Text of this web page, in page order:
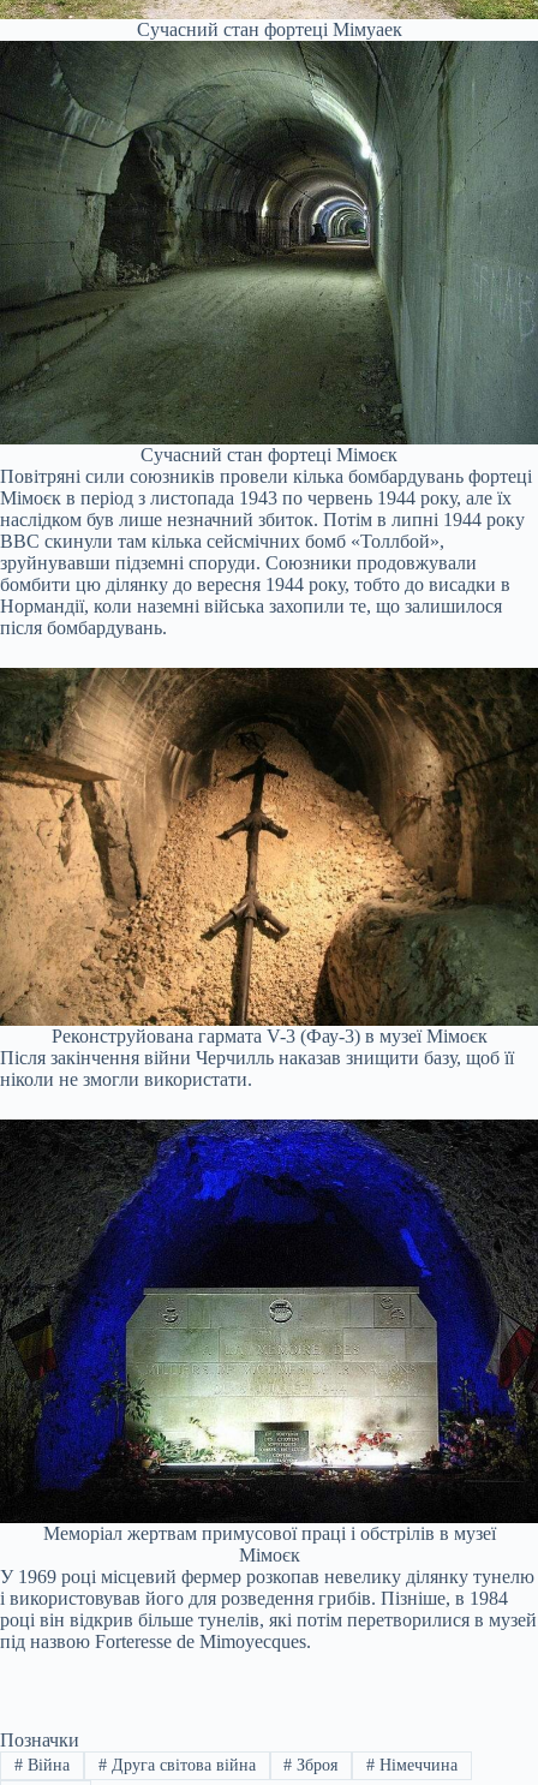
Сучасний стан фортеці Мімуаек
Сучасний стан фортеці Мімоєк
Повітряні сили союзників провели кілька бомбардувань фортеці
Мімоєк в період з листопада 1943 по червень 1944 року, але їх
наслідком був лише незначний збиток. Потім в липні 1944 року
ВВС скинули там кілька сейсмічних бомб «Толлбой»,
зруйнувавши підземні споруди. Союзники продовжували
бомбити цю ділянку до вересня 1944 року, тобто до висадки в
Нормандії, коли наземні війська захопили те, що залишилося
після бомбардувань.
Реконструйована гармата V-3 (Фау-3) в музеї Мімоєк
Після закінчення війни Черчилль наказав знищити базу, щоб її
ніколи не змогли використати.
Меморіал жертвам примусової праці і обстрілів в музеї
Мімоєк
У 1969 році місцевий фермер розкопав невелику ділянку тунелю
і використовував його для розведення грибів. Пізніше, в 1984
році він відкрив більше тунелів, які потім перетворилися в музей
під назвою Forteresse de Mimoyecques.
Позначки
#Війна #Друга світова війна # Зброя # Німеччина